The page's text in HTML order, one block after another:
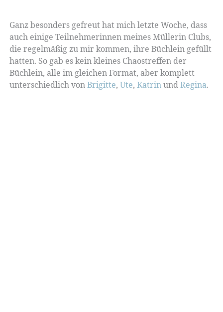
Ganz besonders gefreut hat mich letzte Woche, dass
auch einige Teilnehmerinnen meines Müllerin Clubs,
die regelmäßig zu mir kommen, ihre Büchlein gefüllt
hatten. So gab es kein kleines Chaostreffen der
Büchlein, alle im gleichen Format, aber komplett
unterschiedlich vonBrigitte, Ute, KatrinundRegina.